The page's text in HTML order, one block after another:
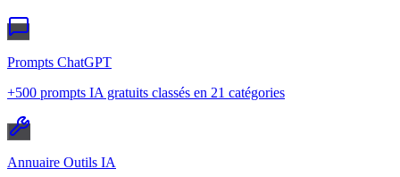
Prompts ChatGPT
+500 prompts IA gratuits classés en 21 catégories
Annuaire Outils IA